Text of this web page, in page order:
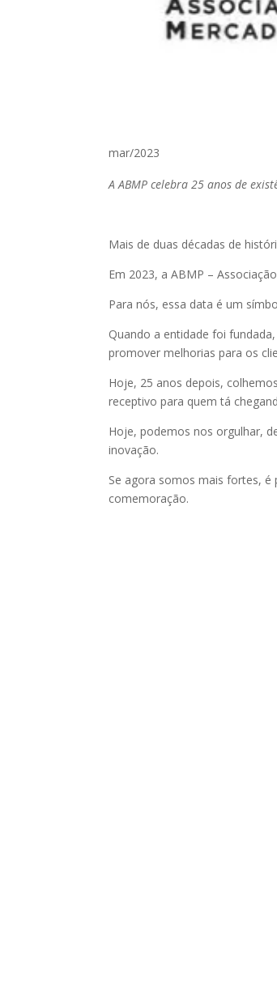
mar/2023
A ABMP celebra 25 anos de
Mais de duas décadas de
Em 2023, a ABMP –
Para nós, essa data é um
Quando a entidade foi
promover melhorias para os
Hoje, 25 anos depois,
receptivo para quem tá
Hoje, podemos nos orgulhar,
inovação.
Se agora somos mais fortes, é
comemoração.